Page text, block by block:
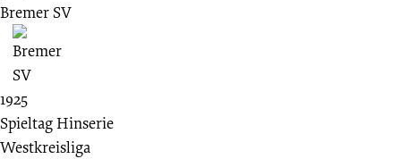
Bremer SV
1925
Spieltag Hinserie
Westkreisliga